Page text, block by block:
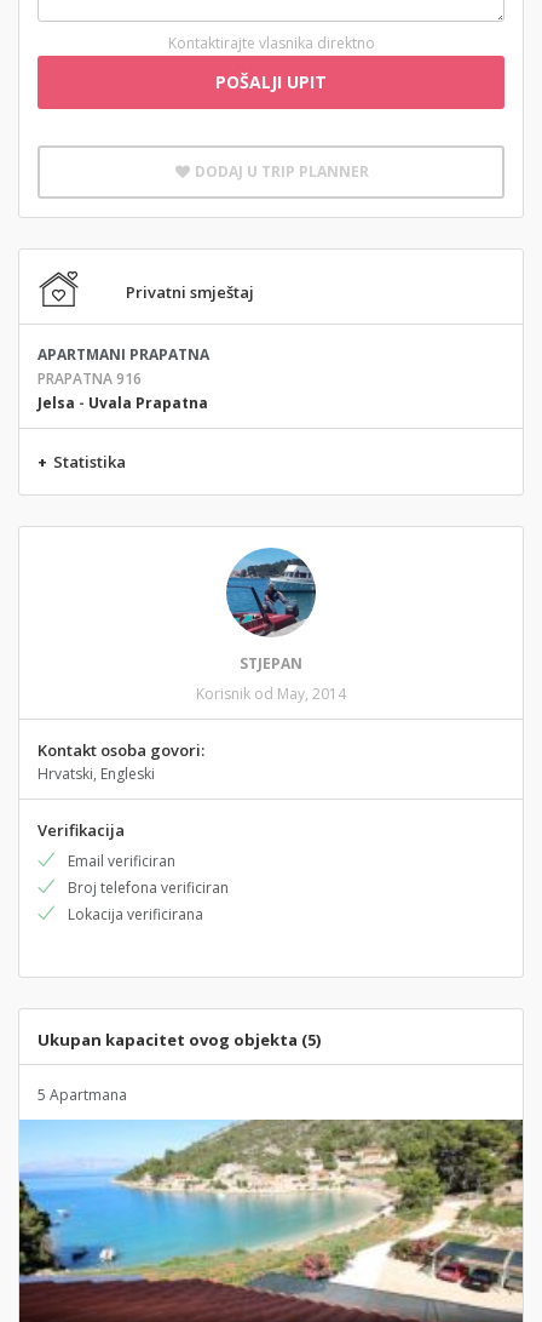
Kontaktirajte vlasnika direktno
POŠALJI UPIT
DODAJ U TRIP PLANNER
Privatni smještaj
APARTMANI PRAPATNA
PRAPATNA 916
Jelsa - Uvala Prapatna
+ Statistika
STJEPAN
Korisnik od May, 2014
Kontakt osoba govori:
Hrvatski, Engleski
Verifikacija
Email verificiran
Broj telefona verificiran
Lokacija verificirana
Ukupan kapacitet ovog objekta (5)
5 Apartmana